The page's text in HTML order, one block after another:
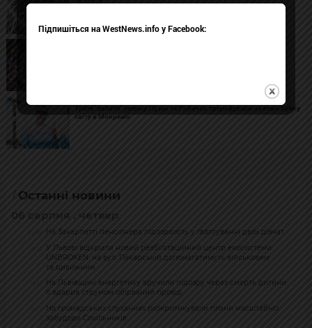
Третє "золото" сезону: Лузан та Рибачок тріумфували на етапі Кубку
світу в Монреалі
Останні новини
06 серпня , четвер
На Закарпатті пенсіонера підозрюють у ґвалтуванні двох дівчат
У Львові відкрили новий реабілітаційний центр екосистеми
UNBROKEN: на вул. Пекарській допомагатимуть військовим
та цивільним
На Львівщині енергетику вручили підозру через смерть дитини:
її вдарив струмом обірваний провід
На громадських слуханнях розкритикували плани масштабної
забудови Сокільників
Підпишіться на WestNews.info у Facebook: